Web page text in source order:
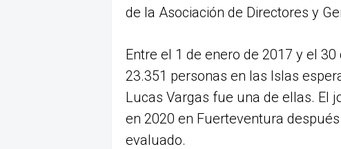
de la Asociación de Directores y
Entre el 1 de enero de 2017 y el
23.351 personas en las Islas
Lucas Vargas fue una de ellas. El
en 2020 en Fuerteventura
evaluado.